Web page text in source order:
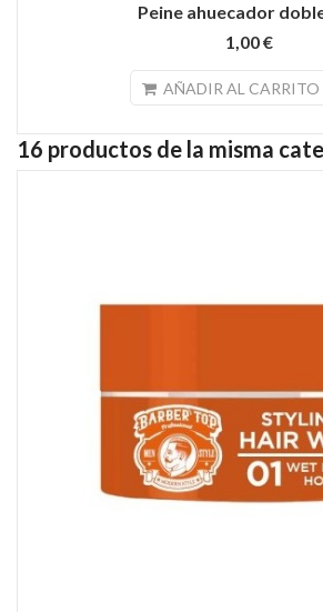
Peine ahuecador
1,00 €
AÑADIR AL CARRITO
16 productos de la misma